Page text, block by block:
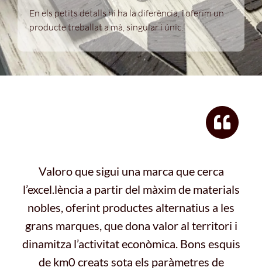
En els petits detalls hi ha la diferència, i oferim un
producte treballat a mà, singular i únic.
Valoro que sigui una marca que cerca
l’excel.lència a partir del màxim de materials
nobles, oferint productes alternatius a les
grans marques, que dona valor al territori i
dinamitza l’activitat econòmica. Bons esquis
de km0 creats sota els paràmetres de